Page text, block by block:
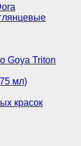
Goya Triton
мл)
красок